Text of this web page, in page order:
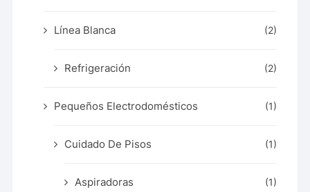
Línea Blanca (2)
Refrigeración (2)
Pequeños Electrodomésticos (1)
Cuidado De Pisos (1)
Aspiradoras (1)